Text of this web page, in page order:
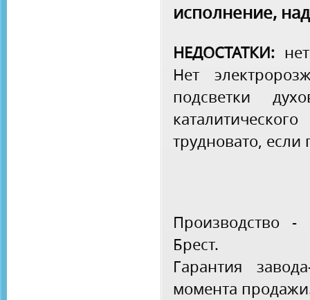
исполнение,
НЕДОСТАТКИ:
Нет
подсветки
трудновато, если
Производство -
Брест.
Гарантия
момента